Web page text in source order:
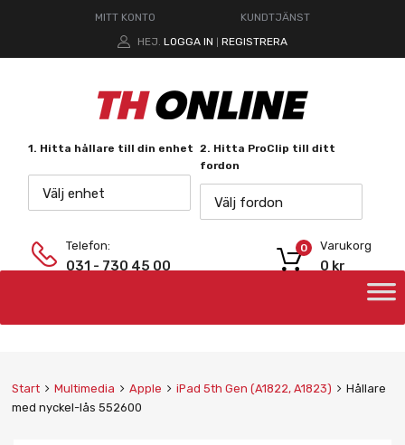
MITT KONTO
KUNDTJÄNST
HEJ. LOGGA IN REGISTRERA
1. Hitta hållare till din enhet
Välj enhet
2. Hitta ProClip till ditt
fordon
Välj fordon
Telefon:
031 - 730 45 00
Varukorg
0 kr
0
Start Multimedia Apple iPad 5th Gen (A1822, A1823)
Hållare
med nyckel-lås 552600